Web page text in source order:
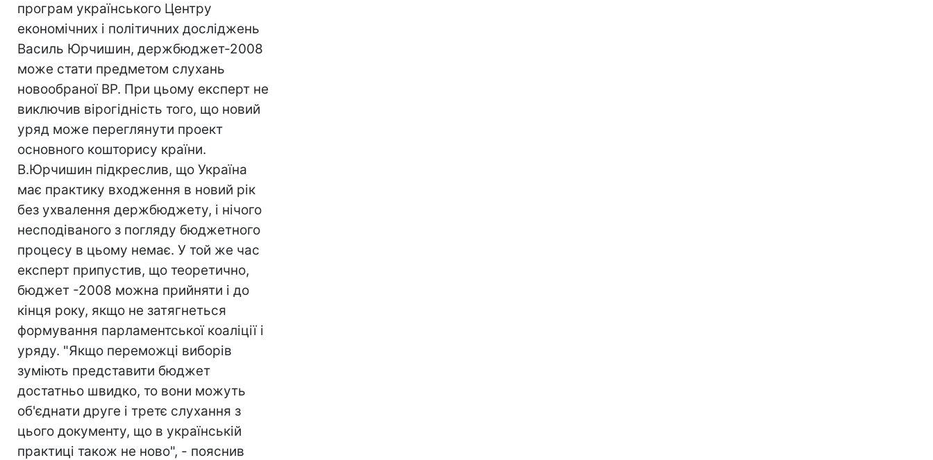
програм українського Центру
економічних і політичних досліджень
Василь Юрчишин, держбюджет-2008
може стати предметом слухань
новообраної ВР. При цьому експерт не
виключив вірогідність того, що новий
уряд може переглянути проект
основного кошторису країни.
В.Юрчишин підкреслив, що Україна
має практику входження в новий рік
без ухвалення держбюджету, і нічого
несподіваного з погляду бюджетного
процесу в цьому немає. У той же час
експерт припустив, що теоретично,
бюджет -2008 можна прийняти і до
кінця року, якщо не затягнеться
формування парламентської коаліції і
уряду. "Якщо переможці виборів
зуміють представити бюджет
достатньо швидко, то вони можуть
об'єднати друге і третє слухання з
цього документу, що в українській
практиці також не ново", - пояснив